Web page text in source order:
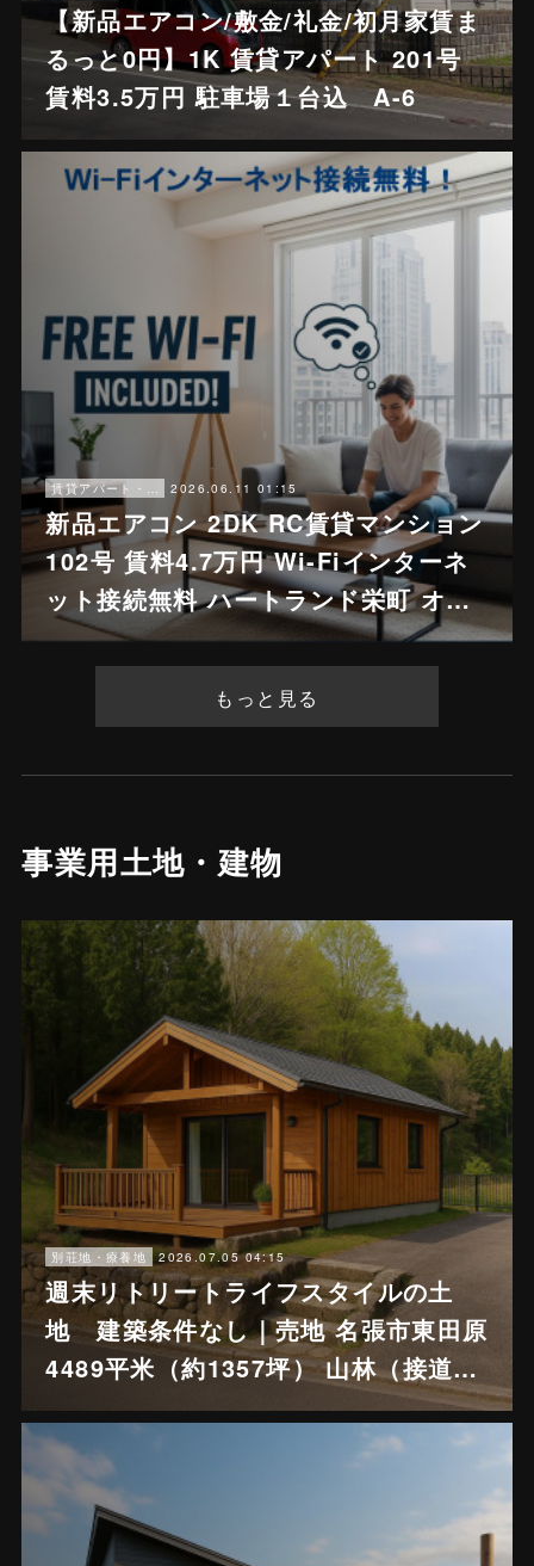
【新品エアコン/敷金/礼金/初月家賃ま
るっと0円】1K 賃貸アパート 201号
賃料3.5万円 駐車場１台込 A-6
賃貸アパート・戸建賃貸 2026.06.11 01:15
新品エアコン 2DK RC賃貸マンション
102号 賃料4.7万円 Wi-Fiインターネ
ット接続無料 ハートランド栄町 オ…
もっと見る
事業用土地・建物
別荘地・療養地 2026.07.05 04:15
週末リトリートライフスタイルの土
地 建築条件なし｜売地 名張市東田原
4489平米（約1357坪） 山林（接道…